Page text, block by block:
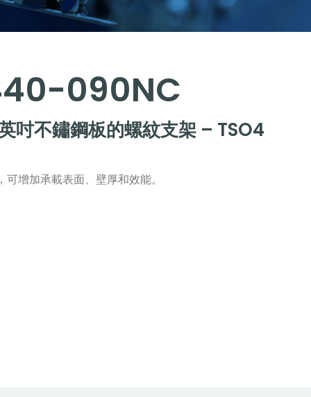
090NC
吋不鏽鋼板的螺紋支架 – TSO4
增加承載表面、壁厚和效能。